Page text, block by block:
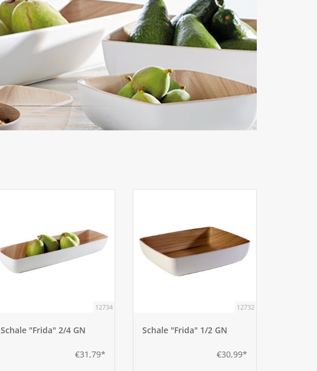
12734
Schale "Frida" 2/4 GN
€31,79*
12732
Schale "Frida" 1/2 GN
€30,99*